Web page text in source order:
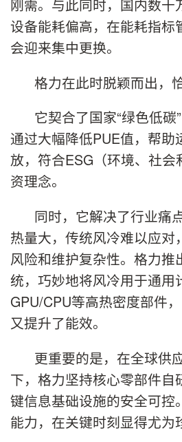
刚需。与此同时，国内数十
设备能耗偏高，在能耗指标
会迎来集中更换。
格力在此时脱颖而出，
它契合了国家“绿色低碳
通过大幅降低PUE值，帮助
放，符合ESG（环境、社会
资理念。
同时，它解决了行业痛
热量大，传统风冷难以应对
风险和维护复杂性。格力推
统，巧妙地将风冷用于通用
GPU/CPU等高热密度部件
又提升了能效。
更重要的是，在全球供
下，格力坚持核心零部件自
键信息基础设施的安全可控
能力，在关键时刻显得尤为